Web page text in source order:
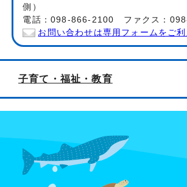
側）
電話：098-866-2100 ファクス：
お問い合わせは専用フォームをご利
子育て・福祉・教育